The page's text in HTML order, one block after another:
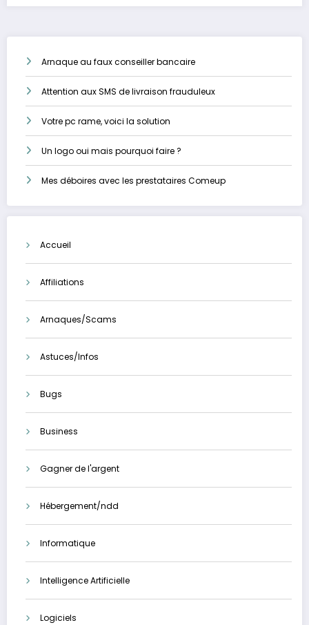
Arnaque au faux conseiller bancaire
Attention aux SMS de livraison frauduleux
Votre pc rame, voici la solution
Un logo oui mais pourquoi faire ?
Mes déboires avec les prestataires Comeup
Accueil
Affiliations
Arnaques/Scams
Astuces/Infos
Bugs
Business
Gagner de l'argent
Hébergement/ndd
Informatique
Intelligence Artificielle
Logiciels